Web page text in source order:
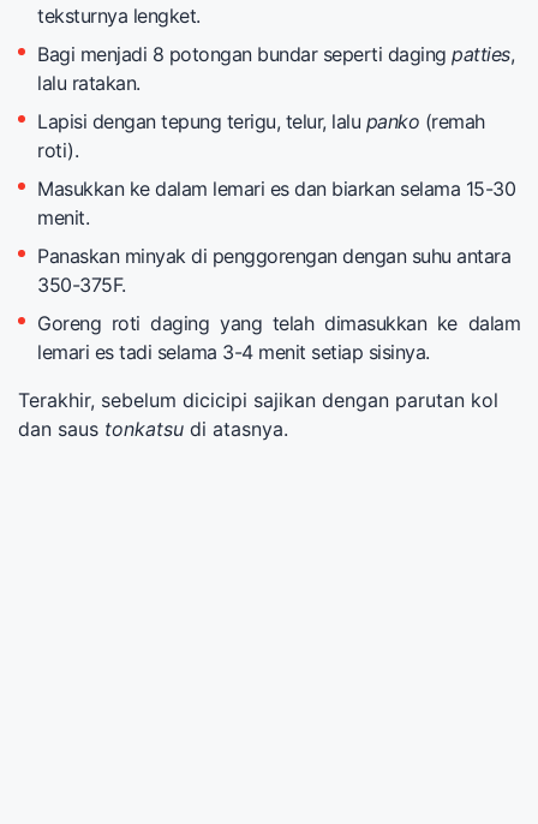
teksturnya lengket.
Bagi menjadi 8 potongan bundar seperti daging patties,
lalu ratakan.
Lapisi dengan tepung terigu, telur, lalu panko (remah
roti).
Masukkan ke dalam lemari es dan biarkan selama 15-30
menit.
Panaskan minyak di penggorengan dengan suhu antara
350-375F.
Goreng roti daging yang telah dimasukkan ke dalam
lemari es tadi selama 3-4 menit setiap sisinya.
Terakhir, sebelum dicicipi sajikan dengan parutan kol
dan saus tonkatsu di atasnya.